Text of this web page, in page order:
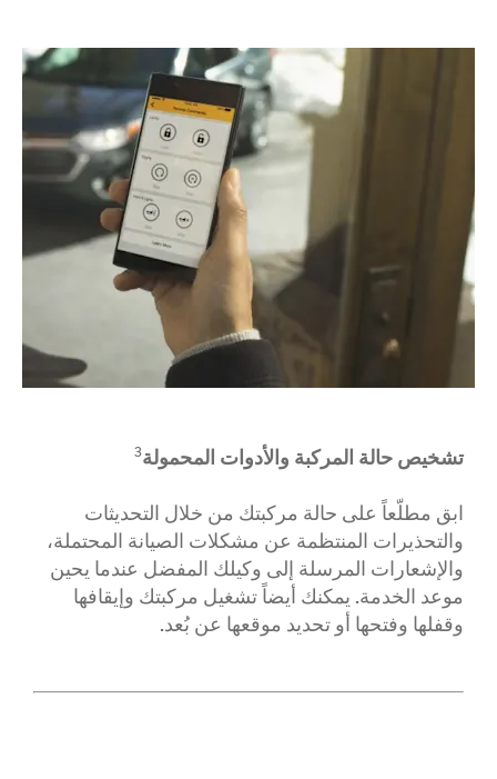
تشخيص حالة المركبة والأدوات المحمولة3
ابق مطلّعاً على حالة مركبتك من خلال التحديثات
والتحذيرات المنتظمة عن مشكلات الصيانة المحتملة،
والإشعارات المرسلة إلى وكيلك المفضل عندما يحين
موعد الخدمة. يمكنك أيضاً تشغيل مركبتك وإيقافها
وقفلها وفتحها أو تحديد موقعها عن بُعد.